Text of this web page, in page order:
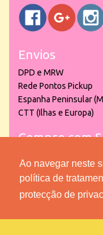
Ao navegar neste
política de
protecção de
Envios
DPD e MRW
Rede Pontos Pickup
Espanha Peninsular
CTT (Ilhas e Europa)
Compre com
powered by puber!a |